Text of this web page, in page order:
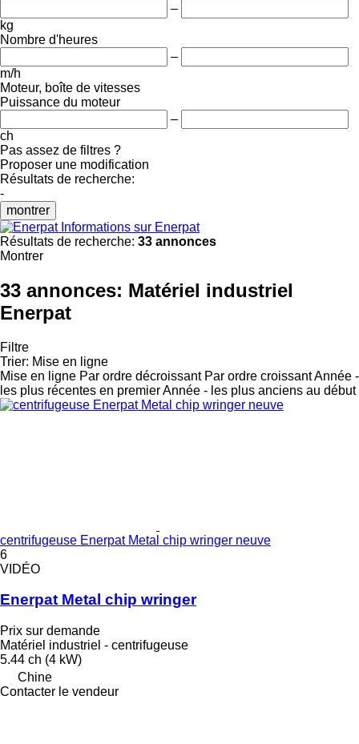
–
kg
Nombre d'heures
–
m/h
Moteur, boîte de vitesses
Puissance du moteur
–
ch
Pas assez de filtres ?
Proposer une modification
Résultats de recherche:
-
montrer
Informations sur Enerpat
Résultats de recherche: 33 annonces
Montrer
33 annonces: Matériel industriel
Enerpat
Filtre
Trier: Mise en ligne
Mise en ligne Par ordre décroissant Par ordre croissantAnnée -
les plus récentes en premierAnnée - les plus anciens au début
centrifugeuse Enerpat Metal chip wringer neuve
6
VIDÉO
Enerpat Metal chip wringer
Prix sur demande
Matériel industriel - centrifugeuse
5.44 ch (4 kW)
Chine
Contacter le vendeur